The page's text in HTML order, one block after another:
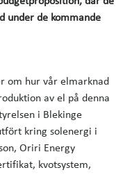
under de kommande
om hur vår elmarknad
av el på denna
i Blekinge
kring solenergi i
Oriri Energy
kvotsystem,